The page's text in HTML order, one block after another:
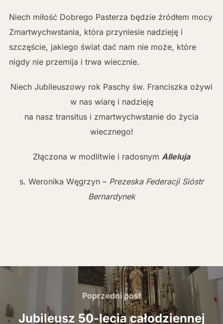
Niech miłość Dobrego Pasterza będzie źródłem mocy
Zmartwychwstania, która przyniesie nadzieję i
szczęście, jakiego świat dać nam nie może, które
nigdy nie przemija i trwa wiecznie.
Niech Jubileuszowy rok Paschy św. Franciszka ożywi
w nas wiarę i nadzieję
na nasz transitus i zmartwychwstanie do życia
wiecznego!
Złączona w modlitwie i radosnym Alleluja
s. Weronika Węgrzyn – Prezeska Federacji Sióstr
Bernardynek
Poprzedni
post
Poprzedni post
Jubileusz 50-lecia całodziennej